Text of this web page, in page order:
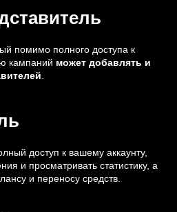
помимо полного доступа к
кампаний может добавлять и
доступ к вашему аккаунту,
и просматривать статистику, а
и переносу средств.